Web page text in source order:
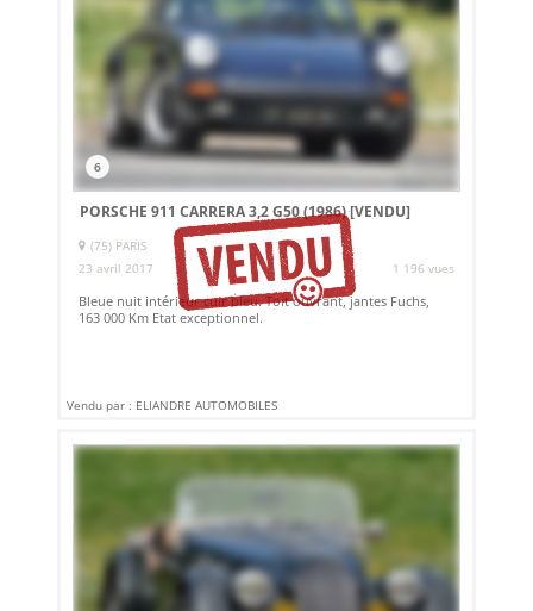
6
PORSCHE 911 CARRERA 3,2 G50 (1986)[VENDU]
(75) PARIS
23 avril 2017
1 196 vues
Bleue nuit intérieur cuir bleu. Toit ouvrant, jantes Fuchs,
163 000 Km Etat exceptionnel.
Vendu par : ELIANDRE AUTOMOBILES